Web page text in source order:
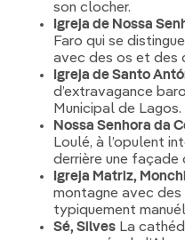
son clocher.
Igreja de Nossa
Faro qui se
avec des os et des
Igreja de Santo
d’extravagance
Municipal de Lagos.
Nossa Senhora da
Loulé, à l’opulent
derrière une façade
Igreja Matriz,
montagne avec
typiquement
Sé, Silves La